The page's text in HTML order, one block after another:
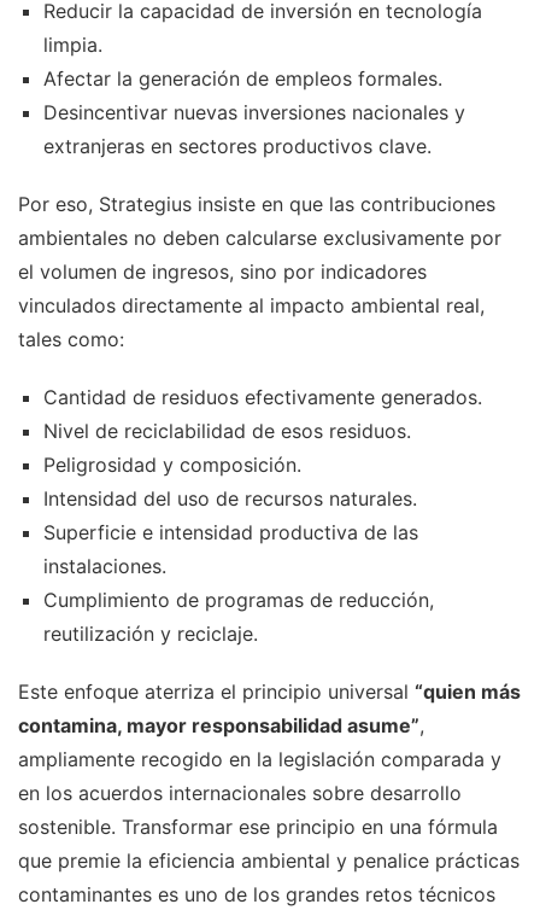
Reducir la capacidad de inversión en tecnología
limpia.
Afectar la generación de empleos formales.
Desincentivar nuevas inversiones nacionales y
extranjeras en sectores productivos clave.
Por eso, Strategius insiste en que las contribuciones
ambientales no deben calcularse exclusivamente por
el volumen de ingresos, sino por indicadores
vinculados directamente al impacto ambiental real,
tales como:
Cantidad de residuos efectivamente generados.
Nivel de reciclabilidad de esos residuos.
Peligrosidad y composición.
Intensidad del uso de recursos naturales.
Superficie e intensidad productiva de las
instalaciones.
Cumplimiento de programas de reducción,
reutilización y reciclaje.
Este enfoque aterriza el principio universal “quien más
contamina, mayor responsabilidad asume”,
ampliamente recogido en la legislación comparada y
en los acuerdos internacionales sobre desarrollo
sostenible. Transformar ese principio en una fórmula
que premie la eficiencia ambiental y penalice prácticas
contaminantes es uno de los grandes retos técnicos